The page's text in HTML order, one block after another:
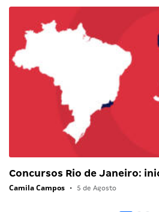
Concursos Rio de Janeiro:
Camila Campos • 5 de Agosto